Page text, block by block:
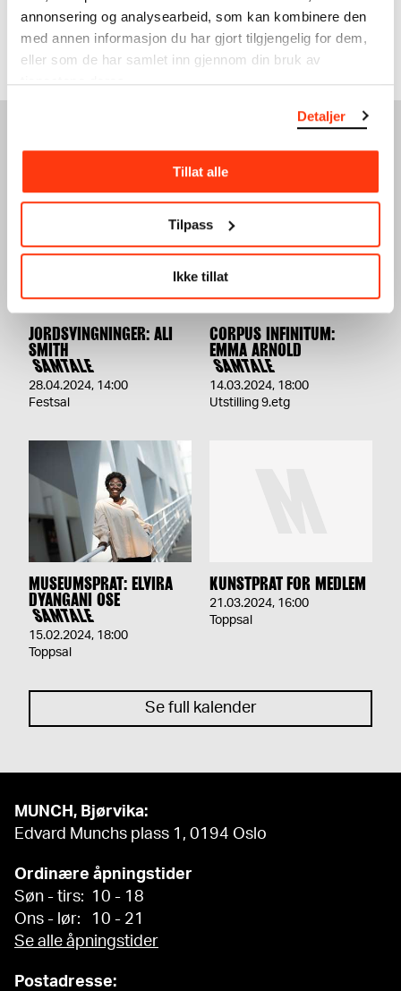
annonsering og analysearbeid, som kan kombinere den
med annen informasjon du har gjort tilgjengelig for dem,
eller som de har samlet inn gjennom din bruk av
tjenestene deres.
Detaljer
Tillat alle
Tilpass
Ikke tillat
Vis mer
SE OGSÅ
JORDSVINGNINGER: ALI
SMITH
SAMTALE
28.04.2024, 14:00
Festsal
CORPUS INFINITUM:
EMMA ARNOLD
SAMTALE
14.03.2024, 18:00
Utstilling 9.etg
MUSEUMSPRAT: ELVIRA
DYANGANI OSE
SAMTALE
15.02.2024, 18:00
Toppsal
KUNSTPRAT FOR MEDLEM
21.03.2024, 16:00
Toppsal
Se full kalender
MUNCH, Bjørvika:
Edvard Munchs plass 1, 0194 Oslo
Ordinære åpningstider
Søn - tirs: 10 - 18
Ons - lør: 10 - 21
Se alle åpningstider
Postadresse: